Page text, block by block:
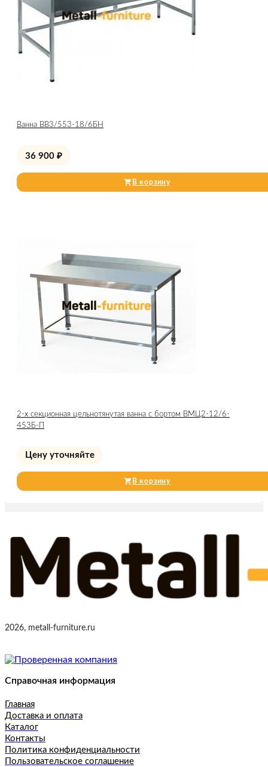
Ванна ВВ3/553-18/6БН
36 900 ₽
В корзину
2-х секционная цельнотянутая ванна с бортом ВМЦ2-12/6-
453Б-П
Цену уточняйте
В корзину
2026, metall-furniture.ru
Справочная информация
Главная
Доставка и оплата
Каталог
Контакты
Политика конфиденциальности
Пользовательское соглашение